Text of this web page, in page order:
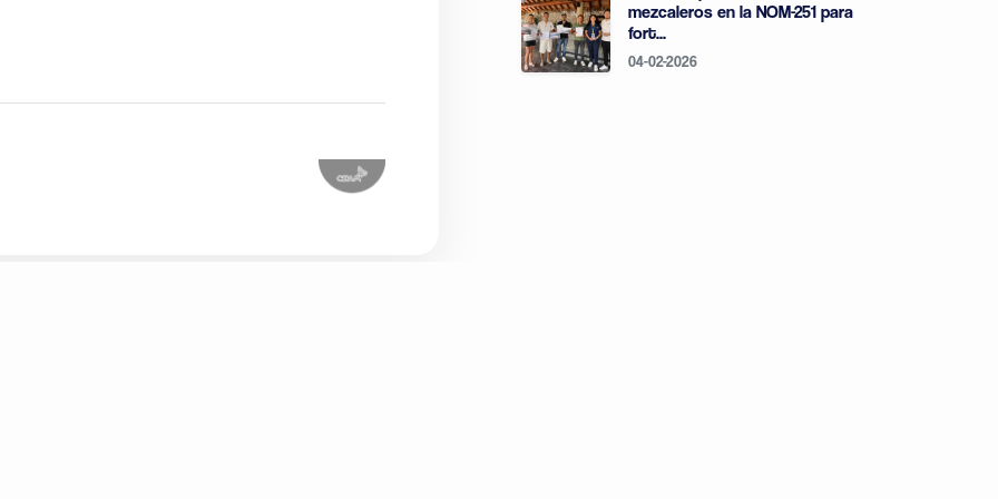
mezcaleros en la NOM-251 para
fort...
04-02-2026